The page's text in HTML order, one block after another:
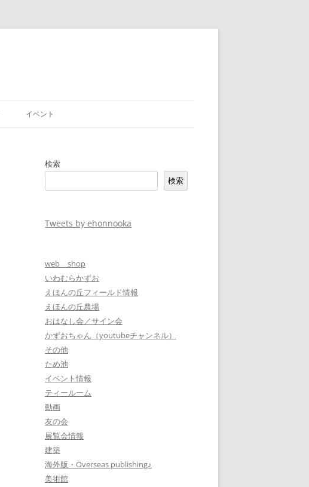
イベント
検索
検索
Tweets by ehonnooka
web shop
いわむらかずお
えほんの丘フィールド情報
えほんの丘農場
おはなし会／サイン会
かずおちゃん（youtubeチャンネル）
その他
ため池
イベント情報
ティールーム
動画
友の会
展覧会情報
建築
海外版・Overseas publishing♪
美術館